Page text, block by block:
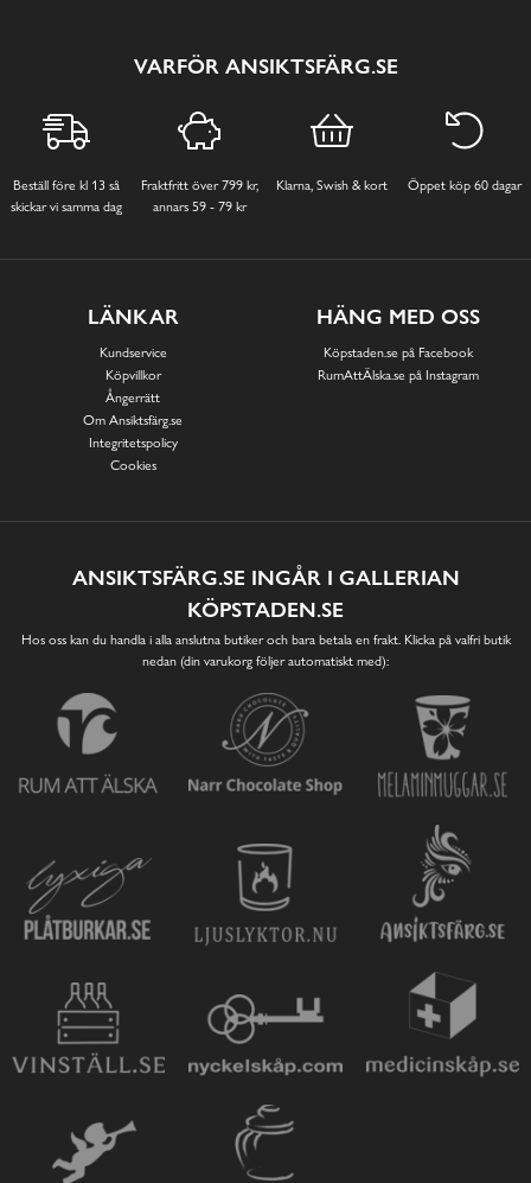
VARFÖR ANSIKTSFÄRG.SE
Beställ före kl 13 så
skickar vi samma dag
Fraktfritt över 799 kr,
annars 59 - 79 kr
Klarna, Swish & kort Öppet köp 60 dagar
LÄNKAR
Kundservice
Köpvillkor
Ångerrätt
Om Ansiktsfärg.se
Integritetspolicy
Cookies
HÄNG MED OSS
Köpstaden.se på Facebook
RumAttÄlska.se på Instagram
ANSIKTSFÄRG.SE INGÅR I GALLERIAN
KÖPSTADEN.SE
Hos oss kan du handla i alla anslutna butiker och bara betala en frakt. Klicka på valfri butik
nedan (din varukorg följer automatiskt med):